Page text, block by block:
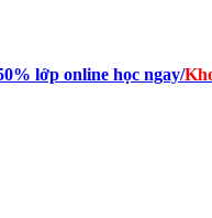
lớp online học ngay/